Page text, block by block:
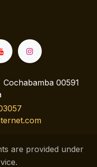
Cochabamba 00591
are provided under